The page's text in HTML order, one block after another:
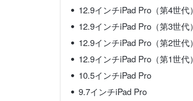
12.9インチiPad Pro（第4世代）
12.9インチiPad Pro（第3世代）
12.9インチiPad Pro（第2世代）
12.9インチiPad Pro（第1世代）
10.5インチiPad Pro
9.7インチiPad Pro